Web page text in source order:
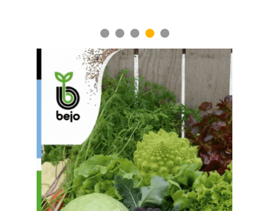
1 2 3 4 5